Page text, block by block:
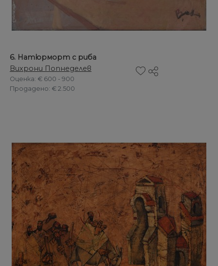
6. Натюрморт с риба
Вихрони Попнеделев
Оценка: € 600 - 900
Продадено: € 2.500